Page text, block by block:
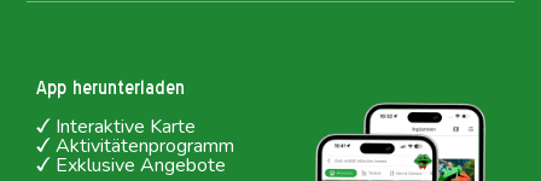
App herunterladen
Interaktive Karte
Aktivitätenprogramm
Exklusive Angebote